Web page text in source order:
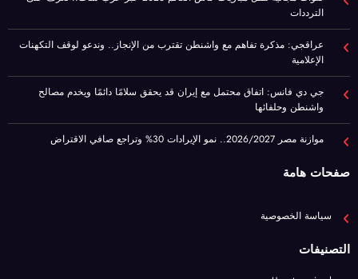
جي دي فانس: اتفاق محتمل مع إيران قد يحقق سلامًا دائمًا ويخدم مصالح
واشنطن وحلفائها
موازنة مصر 2026/2027.. نمو الإيرادات 30% وتراجع صافي الاقتراض
صفحات هامة
سياسة الخصوصية
التصنيفات